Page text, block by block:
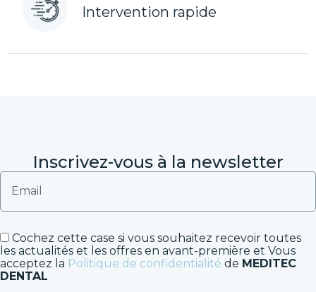
Intervention rapide
Inscrivez-vous à la newsletter
Email
Cochez cette case si vous souhaitez recevoir toutes
les actualités et les offres en avant-première et Vous
acceptez la Politique de confidentialité de MEDITEC
DENTAL